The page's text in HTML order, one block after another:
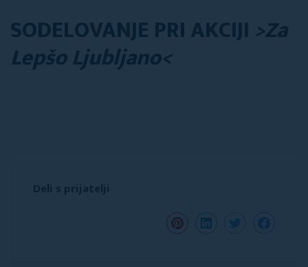
SODELOVANJE PRI AKCIJI >Za
Lepšo Ljubljano<
Deli s prijatelji